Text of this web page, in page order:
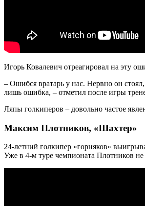
Игорь Ковалевич отреагировал на эту
– Ошибся вратарь у нас. Нервно он
лишь ошибка, – отметил после игры
Ляпы голкиперов – довольно частое
Максим Плотников, «Шахтер»
24-летний голкипер «горняков»
Уже в 4-м туре чемпионата Плотников не